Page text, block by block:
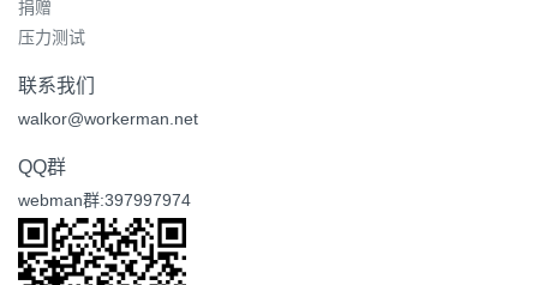
捐赠
压力测试
联系我们
walkor@workerman.net
QQ群
webman群:397997974